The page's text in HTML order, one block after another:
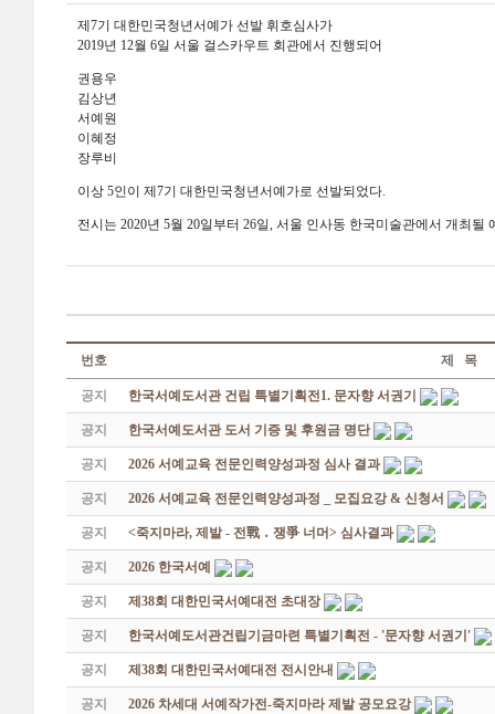
제7기 대한민국청년서예가 선발 휘호심사가
2019년 12월 6일 서울 걸스카우트 회관에서 진행되어
권용우
김상년
서예원
이혜정
장루비
이상 5인이 제7기 대한민국청년서예가로 선발되었다.
전시는 2020년 5월 20일부터 26일, 서울 인사동 한국미술관에서 개최될
번호 제 목
공지 한국서예도서관 건립 특별기획전1. 문자향 서권기
공지 한국서예도서관 도서 기증 및 후원금 명단
공지 2026 서예교육 전문인력양성과정 심사 결과
공지 2026 서예교육 전문인력양성과정 _ 모집요강 & 신청서
공지 <죽지마라, 제발 - 전戰 ․ 쟁爭 너머> 심사결과
공지 2026 한국서예
공지 제38회 대한민국서예대전 초대장
공지 한국서예도서관건립기금마련 특별기획전 - '문자향 서권기'
공지 제38회 대한민국서예대전 전시안내
공지 2026 차세대 서예작가전-죽지마라 제발 공모요강